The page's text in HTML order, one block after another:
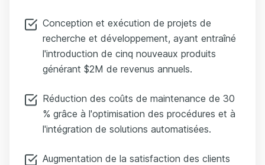
Conception et exécution de projets de
recherche et développement, ayant entraîné
l'introduction de cinq nouveaux produits
générant $2M de revenus annuels.
Réduction des coûts de maintenance de 30
% grâce à l'optimisation des procédures et à
l'intégration de solutions automatisées.
Augmentation de la satisfaction des clients